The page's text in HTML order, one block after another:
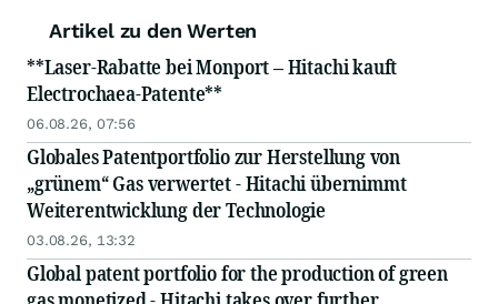
Artikel zu den Werten
**Laser-Rabatte bei Monport – Hitachi kauft
Electrochaea-Patente**
06.08.26, 07:56
Globales Patentportfolio zur Herstellung von
„grünem“ Gas verwertet - Hitachi übernimmt
Weiterentwicklung der Technologie
03.08.26, 13:32
Global patent portfolio for the production of green